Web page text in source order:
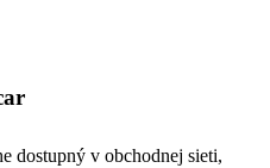
dostupný v obchodnej sieti,